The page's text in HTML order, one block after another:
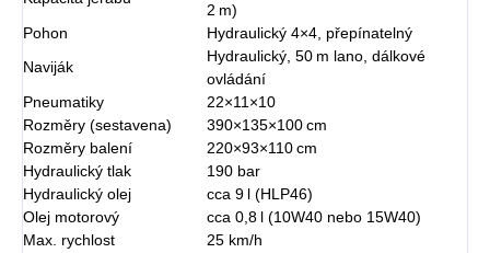
2 m)
Pohon
Hydraulický 4×4, přepínatelný
Naviják
Hydraulický, 50 m lano, dálkové
ovládání
Pneumatiky
22×11×10
Rozměry (sestavena)
390×135×100 cm
Rozměry balení
220×93×110 cm
Hydraulický tlak
190 bar
Hydraulický olej
cca 9 l (HLP46)
Olej motorový
cca 0,8 l (10W40 nebo 15W40)
Max. rychlost
25 km/h